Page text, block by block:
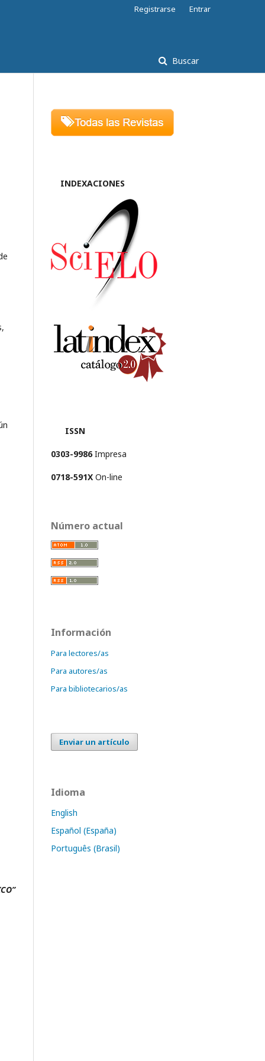
Buscar
Registrarse Entrar
INDEXACIONES
ISSN
0303-9986Impresa
0718-591X On-line
Número actual
Información
Para lectores/as
Para autores/as
Para bibliotecarios/as
Enviar un artículo
Idioma
English
Español (España)
Português (Brasil)